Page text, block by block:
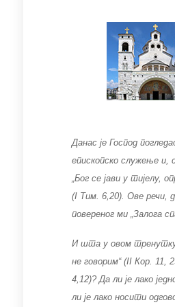
Данас је Господ
епископско служење
„Бог се јави у тијелу,
(I Тим. 6,20). Ове речи,
повереног ми „Залога
И шта у овом тренутку
не говорим“ (II Кор. 11,
4,12)? Да ли је лако
ли је лако носити